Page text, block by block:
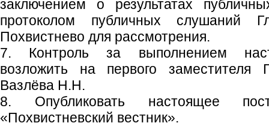
заключением о результатах
протоколом публичных слушаний
Похвистнево для рассмотрения.
7. Контроль за выполнением
возложить на первого заместителя
Вазлёва Н.Н.
8. Опубликовать настоящее
«Похвистневский вестник».